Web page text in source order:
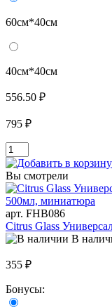
60см*40см
40см*40см
556.50 ₽
795 ₽
Вы смотрели
арт. FHB086
Citrus Glass
В
355 ₽
Бонусы: